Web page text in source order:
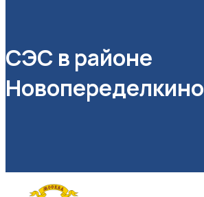
СЭС в районе
Новопеределкино